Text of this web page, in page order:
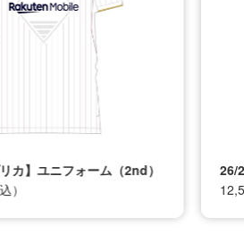
カ】ユニフォーム（2nd）
）
26/